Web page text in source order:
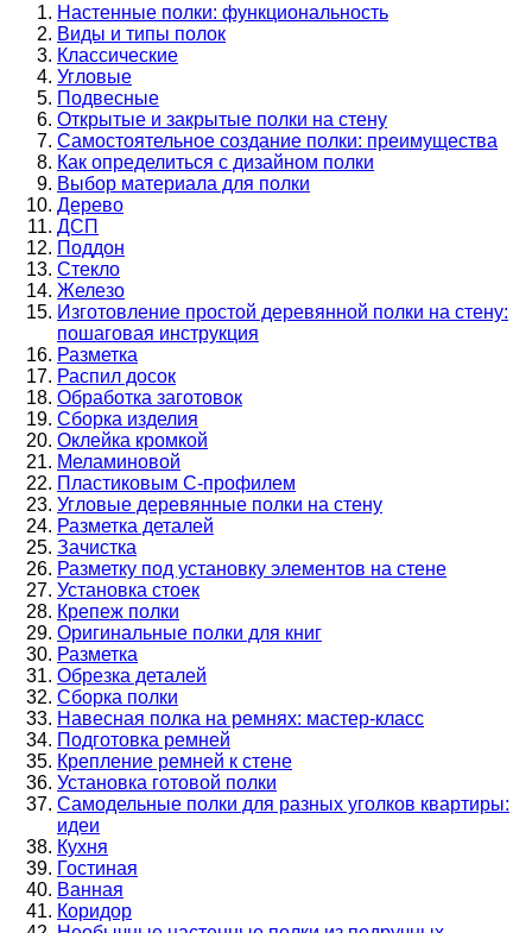
Настенные полки: функциональность
Виды и типы полок
Классические
Угловые
Подвесные
Открытые и закрытые полки на стену
Самостоятельное создание полки: преимущества
Как определиться с дизайном полки
Выбор материала для полки
Дерево
ДСП
Поддон
Стекло
Железо
Изготовление простой деревянной полки на стену:
пошаговая инструкция
Разметка
Распил досок
Обработка заготовок
Сборка изделия
Оклейка кромкой
Меламиновой
Пластиковым С-профилем
Угловые деревянные полки на стену
Разметка деталей
Зачистка
Разметку под установку элементов на стене
Установка стоек
Крепеж полки
Оригинальные полки для книг
Разметка
Обрезка деталей
Сборка полки
Навесная полка на ремнях: мастер-класс
Подготовка ремней
Крепление ремней к стене
Установка готовой полки
Самодельные полки для разных уголков квартиры:
идеи
Кухня
Гостиная
Ванная
Коридор